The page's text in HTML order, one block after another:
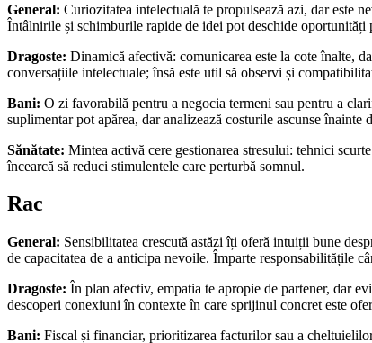
General: Curiozitatea intelectuală te propulsează azi, dar este
Întâlnirile și schimburile rapide de idei pot deschide oportunități
Dragoste: Dinamică afectivă: comunicarea este la cote înalte,
conversațiile intelectuale; însă este util să observi și
Bani: O zi favorabilă pentru a negocia termeni sau pentru a
suplimentar pot apărea, dar analizează costurile ascunse înainte
Sănătate: Mintea activă cere gestionarea stresului: tehnici
încearcă să reduci stimulentele care perturbă somnul.
Rac
General: Sensibilitatea crescută astăzi îți oferă intuiții bune
de capacitatea de a anticipa nevoile. Împarte responsabilitățile
Dragoste: În plan afectiv, empatia te apropie de partener, dar
descoperi conexiuni în contexte în care sprijinul concret este
Bani: Fiscal și financiar, prioritizarea facturilor sau a